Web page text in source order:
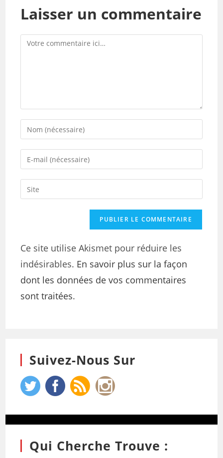
Laisser un commentaire
Ce site utilise Akismet pour réduire les
indésirables. En savoir plus sur la façon
dont les données de vos commentaires
sont traitées.
Suivez-Nous Sur
Qui Cherche Trouve :